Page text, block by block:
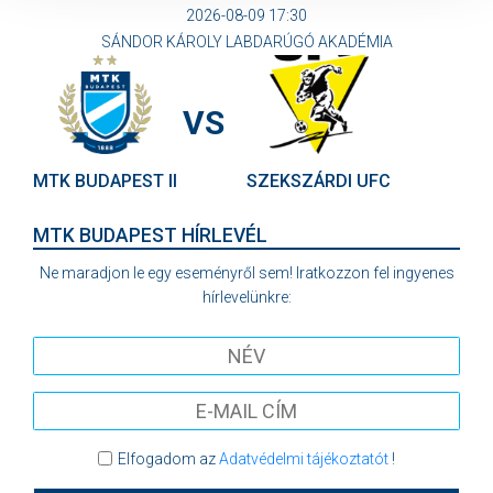
2026-08-09 17:30
SÁNDOR KÁROLY LABDARÚGÓ AKADÉMIA
MTK BUDAPEST II
VS
SZEKSZÁRDI UFC
MTK BUDAPEST HÍRLEVÉL
Ne maradjon le egy eseményről sem! Iratkozzon fel ingyenes
hírlevelünkre:
Elfogadom azAdatvédelmi tájékoztatót!